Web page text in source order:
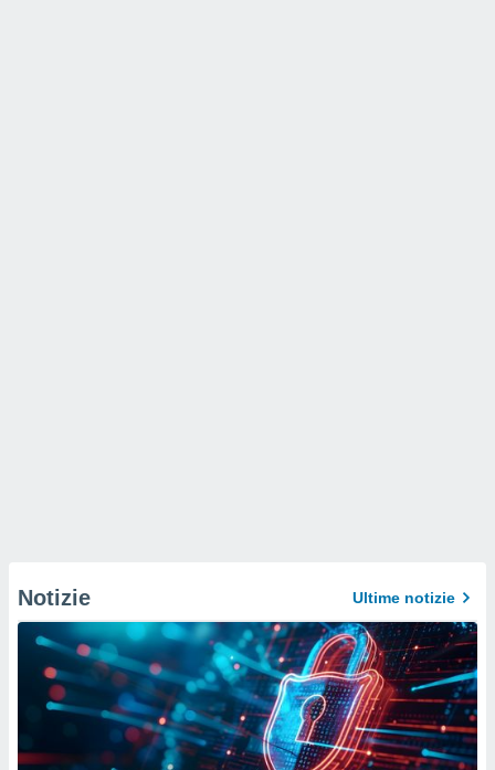
Notizie Ultime notizie